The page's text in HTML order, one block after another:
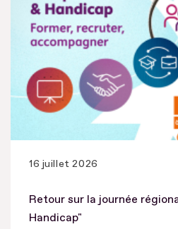
16 juillet 2026
Retour sur la journée
Handicap"